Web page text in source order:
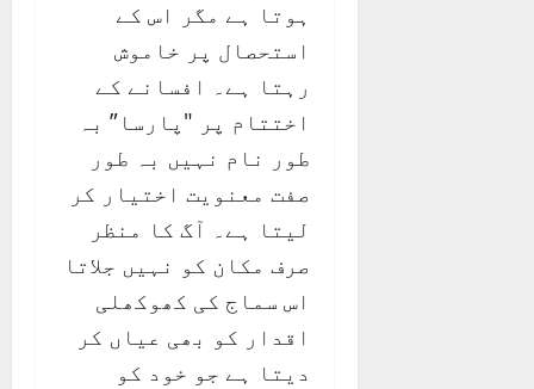
ہوتا ہے مگر اس کے
استحصال پر خاموش
رہتا ہے۔ افسانے کے
اختتام پر "پارسا” بہ
طور نام نہیں بہ طور
صفت معنویت اختیار کر
لیتا ہے۔ آگ کا منظر
صرف مکان کو نہیں جلاتا
اس سماج کی کھوکھلی
اقدار کو بھی عیاں کر
دیتا ہے جو خود کو